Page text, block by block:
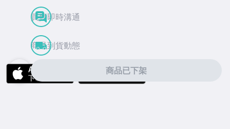
商品已下架
買賣即時溝通
商品到貨動態
APP Store Google Play